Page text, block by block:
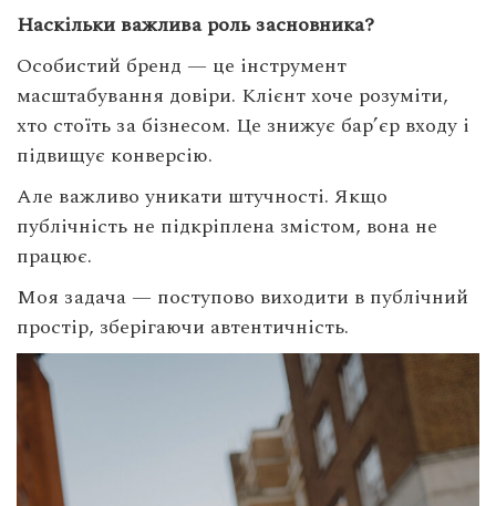
Наскільки важлива роль засновника?
Особистий бренд — це інструмент
масштабування довіри. Клієнт хоче розуміти,
хто стоїть за бізнесом. Це знижує бар’єр входу і
підвищує конверсію.
Але важливо уникати штучності. Якщо
публічність не підкріплена змістом, вона не
працює.
Моя задача — поступово виходити в публічний
простір, зберігаючи автентичність.